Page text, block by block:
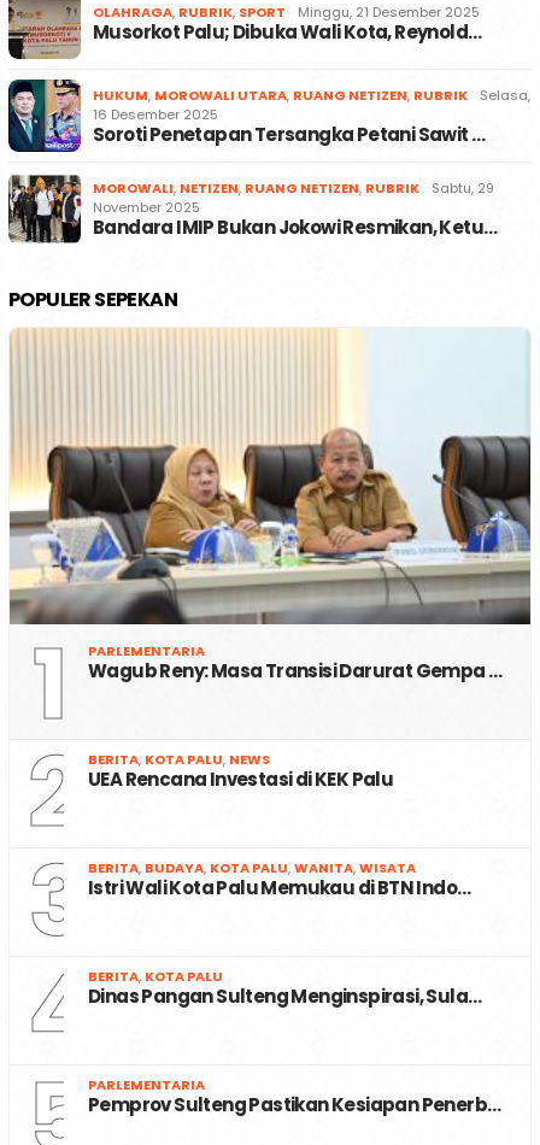
OLAHRAGA, RUBRIK, SPORT Minggu, 21 Desember 2025
Musorkot Palu; Dibuka Wali Kota, Reynold…
HUKUM, MOROWALI UTARA, RUANG NETIZEN, RUBRIK
Selasa,
16 Desember 2025
Soroti Penetapan Tersangka Petani Sawit …
MOROWALI, NETIZEN, RUANG NETIZEN, RUBRIK
Sabtu, 29
November 2025
Bandara IMIP Bukan Jokowi Resmikan, Ketu…
POPULER SEPEKAN
1 PARLEMENTARIA
Wagub Reny: Masa Transisi Darurat Gempa …
2 BERITA, KOTA PALU, NEWS
UEA Rencana Investasi di KEK Palu
3 BERITA, BUDAYA, KOTA PALU,WANITA,WISATA
Istri Wali Kota Palu Memukau di BTN Indo…
4 BERITA, KOTA PALU
Dinas Pangan Sulteng Menginspirasi, Sula…
PARLEMENTARIA
Pemprov Sulteng Pastikan Kesiapan Penerb…